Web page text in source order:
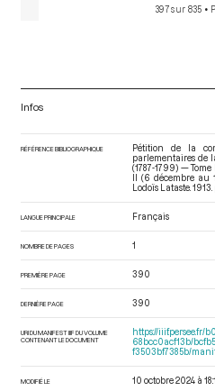
397 sur 835 •
Infos
RÉFÉRENCE BIBLIOGRAPHIQUE
Pétition de la
parlementaires de
(1787-1799) —
II (6 décembre au
Lodoïs Lataste. 1913.
LANGUE PRINCIPALE Français
NOMBRE DE PAGES 1
PREMIÈRE PAGE 390
DERNIÈRE PAGE 390
URI DU MANIFEST IIIF DU VOLUME
CONTENANT LE DOCUMENT
https://iiif.persee.fr/
68bcc0acf13b/
f3503bf7385b/
MODIFIÉ LE 10 octobre 2024 à